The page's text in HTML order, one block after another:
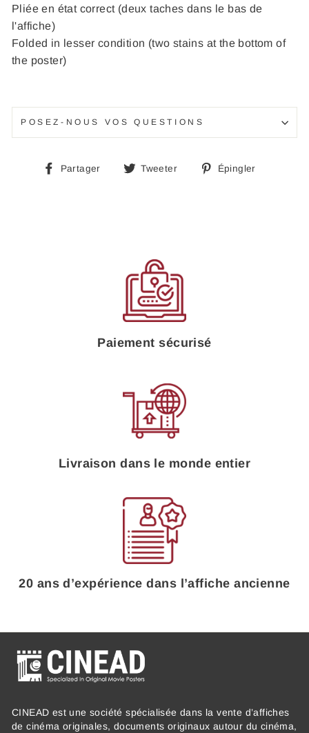
Pliée en état correct (deux taches dans le bas de
l'affiche)
Folded in lesser condition (two stains at the bottom of
the poster)
POSEZ-NOUS VOS QUESTIONS
Partager
PartagerTweeter
TweeterÉpingler
Paiement sécurisé
Livraison dans le monde entier
20 ans d’expérience dans l’affiche ancienne
CINEAD est une société spécialisée dans la vente d’affiches
de cinéma originales, documents originaux autour du cinéma,